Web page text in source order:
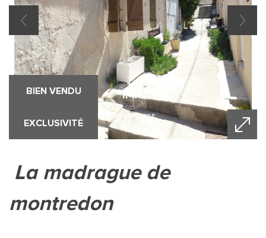
BIEN VENDU
EXCLUSIVITÉ
la madrague de
montredon